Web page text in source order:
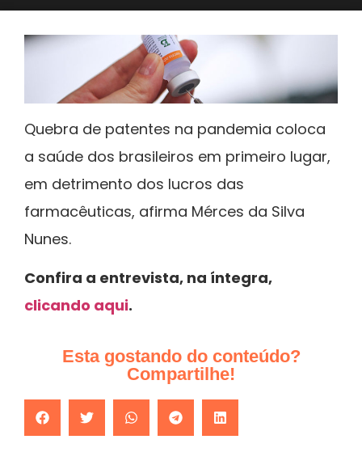
Quebra de patentes na pandemia coloca
a saúde dos brasileiros em primeiro lugar,
em detrimento dos lucros das
farmacêuticas, afirma Mérces da Silva
Nunes.
Confira a entrevista, na íntegra,
clicando aqui.
Esta gostando do conteúdo?
Compartilhe!